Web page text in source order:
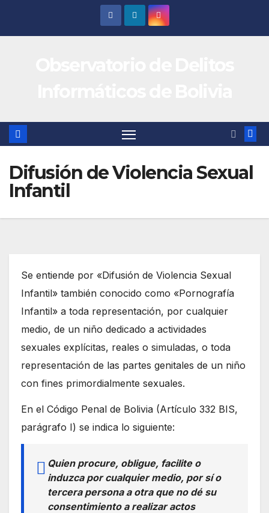
Difusión de Violencia Sexual
Infantil
Se entiende por «Difusión de Violencia Sexual
Infantil» también conocido como «Pornografía
Infantil» a toda representación, por cualquier
medio, de un niño dedicado a actividades
sexuales explícitas, reales o simuladas, o toda
representación de las partes genitales de un niño
con fines primordialmente sexuales.
En el Código Penal de Bolivia (Artículo 332 BIS,
parágrafo I) se indica lo siguiente:
Quien procure, obligue, facilite o
induzca por cualquier medio, por sí o
tercera persona a otra que no dé su
consentimiento a realizar actos